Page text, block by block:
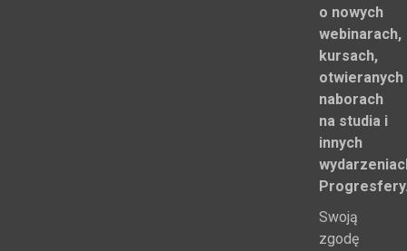
o nowych
webinarach,
kursach,
otwieranych
naborach
na studia i
innych
Swoją
zgodę